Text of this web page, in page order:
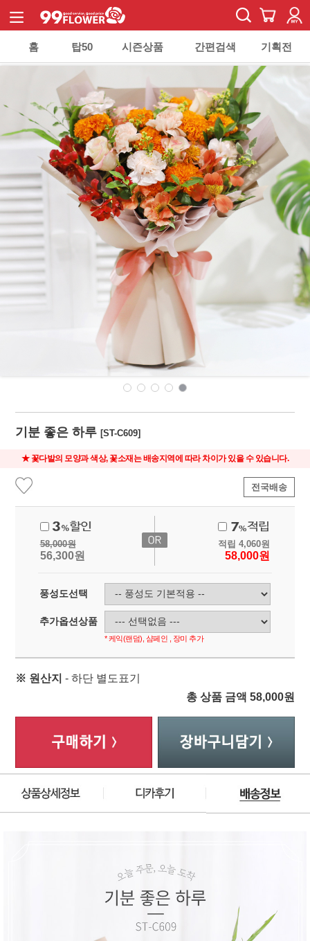
홈 탑50 시즌상품 간편검색 기획전
기분 좋은 하루[ST-C609]
★ 꽃다발의 모양과 색상, 꽃소재는 배송지역에 따라 차이가 있을 수 있습니다.
전국배송
58,000원
56,300원
적립 4,060원
58,000원
풍성도선택
추가옵션상품
* 케익(랜덤), 샴페인 , 장미 추가
※ 원산지 - 하단 별도표기
총 상품 금액 58,000원